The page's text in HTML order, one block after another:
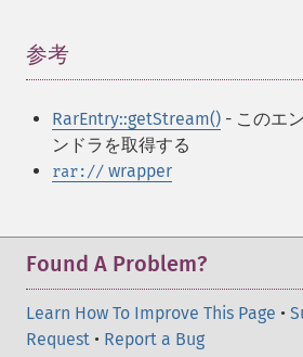
参考
RarEntry::getStream() - このエ
ンドラを取得する
rar:// wrapper
Found A Problem?
Learn How To Improve This Page •
Request • Report a Bug